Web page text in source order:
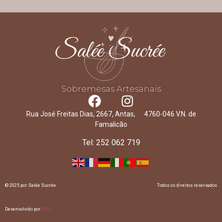
Sobremesas Artesanais
Rua José Freitas Dias, 2667, Antas, 4760-046 V.N. de
Famalicão
Tel: 252 062 719
© 2025 por Salée Sucrée Todos os direitos reservados
Desenvolvido por TOP1